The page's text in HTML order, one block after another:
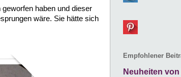
haben und dieser
wäre. Sie hätte sich
Empfohlener
Neuheiten